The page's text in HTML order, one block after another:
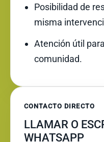
Posibilidad de
misma
Atención útil
comunidad.
CONTACTO DIRECTO
LLAMAR O
WHATSAPP